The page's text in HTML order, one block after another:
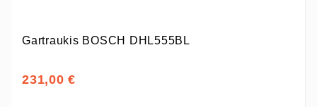
Gartraukis BOSCH DHL555BL
231,00 €